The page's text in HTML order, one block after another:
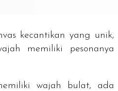
kecantikan yang unik,
memiliki pesonanya
wajah bulat, ada